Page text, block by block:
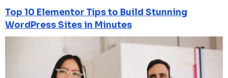
Top 10 Elementor Tips to Build Stunning
WordPress Sites in Minutes